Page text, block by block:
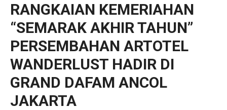
RANGKAIAN KEMERIAHAN
“SEMARAK AKHIR TAHUN”
PERSEMBAHAN ARTOTEL
WANDERLUST HADIR DI
GRAND DAFAM ANCOL
JAKARTA